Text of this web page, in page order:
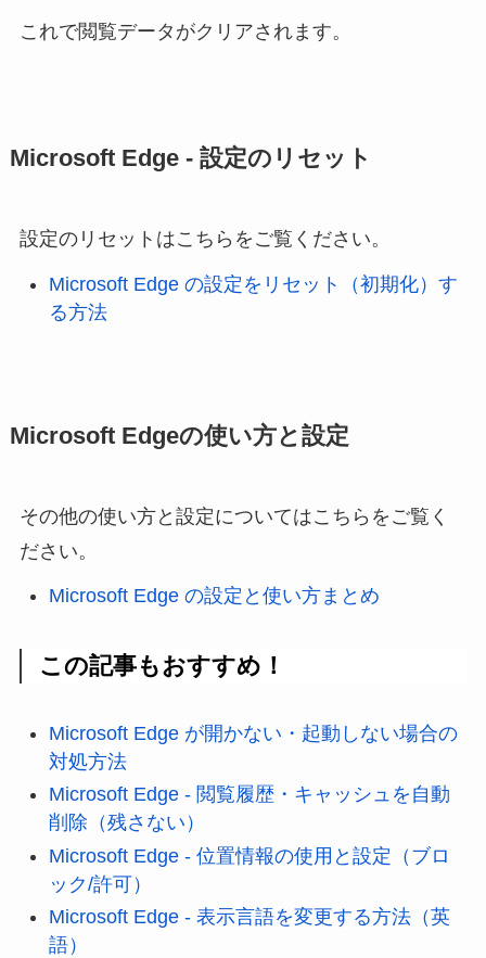
これで閲覧データがクリアされます。
Microsoft Edge - 設定のリセット
設定のリセットはこちらをご覧ください。
Microsoft Edge の設定をリセット（初期化）す
る方法
Microsoft Edgeの使い方と設定
その他の使い方と設定についてはこちらをご覧く
ださい。
Microsoft Edge の設定と使い方まとめ
この記事もおすすめ！
Microsoft Edge が開かない・起動しない場合の
対処方法
Microsoft Edge - 閲覧履歴・キャッシュを自動
削除（残さない）
Microsoft Edge - 位置情報の使用と設定（ブロ
ック/許可）
Microsoft Edge - 表示言語を変更する方法（英
語）